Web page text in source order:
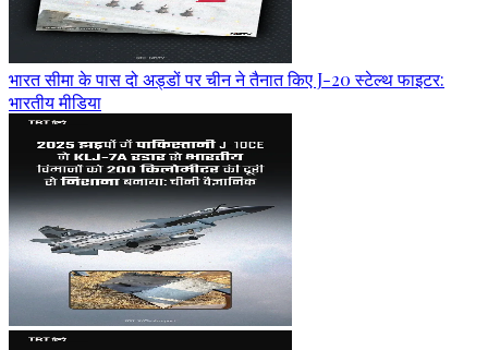
भारत सीमा के पास दो अड्डों पर चीन ने तैनात किए J-20 स्टेल्थ फाइटर:
भारतीय मीडिया